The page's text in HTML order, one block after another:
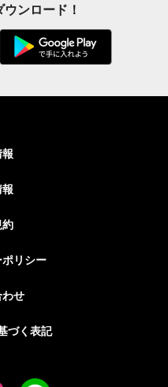
ンロード！
リシー
せ
づく表記